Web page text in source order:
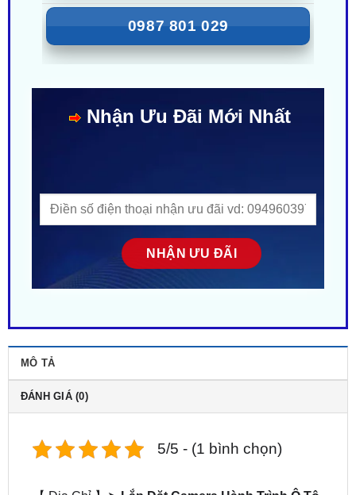
ĐÁNH GIÁ (0)
【 Địa Chỉ 】➤
Lắp Đặt Camera Hành Trình Ô Tô